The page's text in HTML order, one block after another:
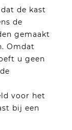
de kast
de
gemaakt
Omdat
u geen
voor het
bij een